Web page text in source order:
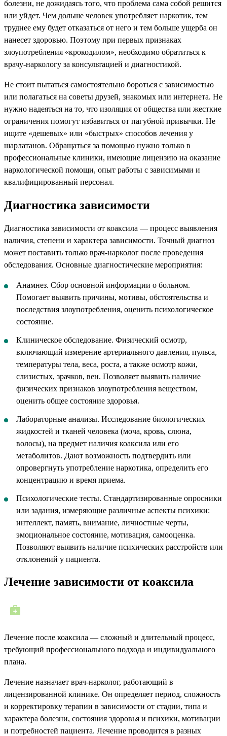
болезни, не дожидаясь того, что проблема сама собой решится
или уйдет. Чем дольше человек употребляет наркотик, тем
труднее ему будет отказаться от него и тем больше ущерба он
нанесет здоровью. Поэтому при первых признаках
злоупотребления «крокодилом», необходимо обратиться к
врачу-наркологу за консультацией и диагностикой.
Не стоит пытаться самостоятельно бороться с зависимостью
или полагаться на советы друзей, знакомых или интернета. Не
нужно надеяться на то, что изоляция от общества или жесткие
ограничения помогут избавиться от пагубной привычки. Не
ищите «дешевых» или «быстрых» способов лечения у
шарлатанов. Обращаться за помощью нужно только в
профессиональные клиники, имеющие лицензию на оказание
наркологической помощи, опыт работы с зависимыми и
квалифицированный персонал.
Диагностика зависимости
Диагностика зависимости от коаксила — процесс выявления
наличия, степени и характера зависимости. Точный диагноз
может поставить только врач-нарколог после проведения
обследования. Основные диагностические мероприятия:
Анамнез. Сбор основной информации о больном.
Помогает выявить причины, мотивы, обстоятельства и
последствия злоупотребления, оценить психологическое
состояние.
Клиническое обследование. Физический осмотр,
включающий измерение артериального давления, пульса,
температуры тела, веса, роста, а также осмотр кожи,
слизистых, зрачков, вен. Позволяет выявить наличие
физических признаков злоупотребления веществом,
оценить общее состояние здоровья.
Лабораторные анализы. Исследование биологических
жидкостей и тканей человека (моча, кровь, слюна,
волосы), на предмет наличия коаксила или его
метаболитов. Дают возможность подтвердить или
опровергнуть употребление наркотика, определить его
концентрацию и время приема.
Психологические тесты. Стандартизированные опросники
или задания, измеряющие различные аспекты психики:
интеллект, память, внимание, личностные черты,
эмоциональное состояние, мотивация, самооценка.
Позволяют выявить наличие психических расстройств или
отклонений у пациента.
Лечение зависимости от коаксила
Лечение после коаксила — сложный и длительный процесс,
требующий профессионального подхода и индивидуального
плана.
Лечение назначает врач-нарколог, работающий в
лицензированной клинике. Он определяет период, сложность
и корректировку терапии в зависимости от стадии, типа и
характера болезни, состояния здоровья и психики, мотивации
и потребностей пациента. Лечение проводится в разных